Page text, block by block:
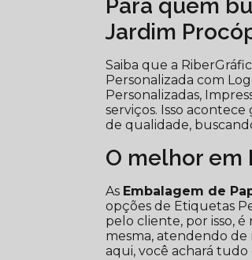
Para quem
Jardim
Saiba que a
Personalizada com
Personalizadas,
serviços. Isso
de qualidade,
O melhor em
As Embalagem de
opções de Etiquetas
pelo cliente, por isso, é
mesma, atendendo de
aqui, você achará